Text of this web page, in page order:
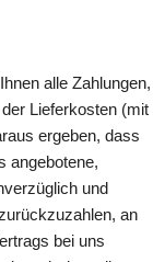
alle Zahlungen,
Lieferkosten (mit
ergeben, dass
angebotene,
und
an
bei uns